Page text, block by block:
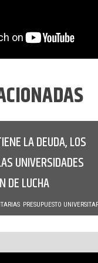
LA DEUDA, LOS
UNIVERSIDADES
DE LUCHA
PRESUPUESTO